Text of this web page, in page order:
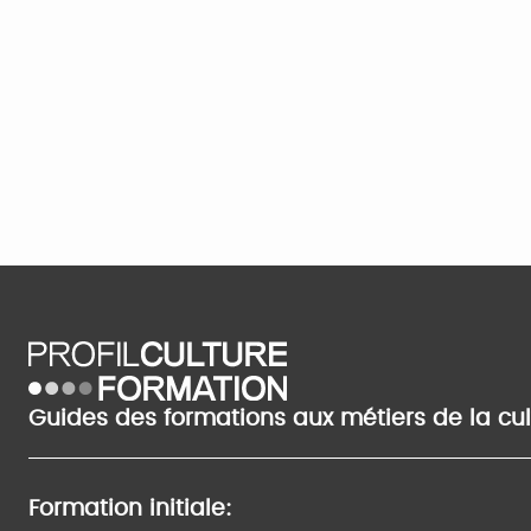
Guides des formations aux métiers de la
Formation initiale: